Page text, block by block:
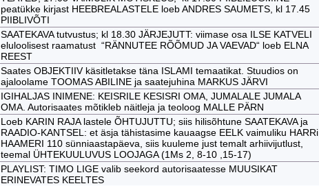
peatükke kirjast HEEBREALASTELE loeb ANDRES SAUMETS, kl 17.45
PIIBLIVÕTI
SAATEKAVA tutvustus; kl 18.30 JÄRJEJUTT: viimase osa ILSE KATVELI
eluloolisest raamatust “RÄNNUTEE RÕÕMUD JA VAEVAD“ loeb ELNA
REEST
Saates OBJEKTIIV käsitletakse täna ISLAMI temaatikat. Stuudios on
ajaloolame TOOMAS ABILINE ja saatejuhina MARKUS JÄRVI
IGIHALJAS INIMENE: KEISRILE KESISRI OMA, JUMALALE JUMALA
OMA. Autorisaates mõtikleb näitleja ja teoloog MALLE PÄRN
Loeb KARIN RAJA lastele ÕHTUJUTTU; siis hilisõhtune SAATEKAVA ja
RAADIO-KANTSEL: et äsja tähistasime kauaagse EELK vaimuliku HARRi
HAAMERI 110 sünniaastapäeva, siis kuuleme just temalt arhiivijutlust,
teemal ÜHTEKUULUVUS LOOJAGA (1Ms 2, 8-10 ,15-17)
PLAYLIST: TIMO LIGE valib seekord autorisaatesse MUUSIKAT
ERINEVATES KEELTES